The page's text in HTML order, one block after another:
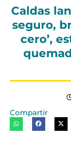
Caldas
seguro,
cero’,
Compartir